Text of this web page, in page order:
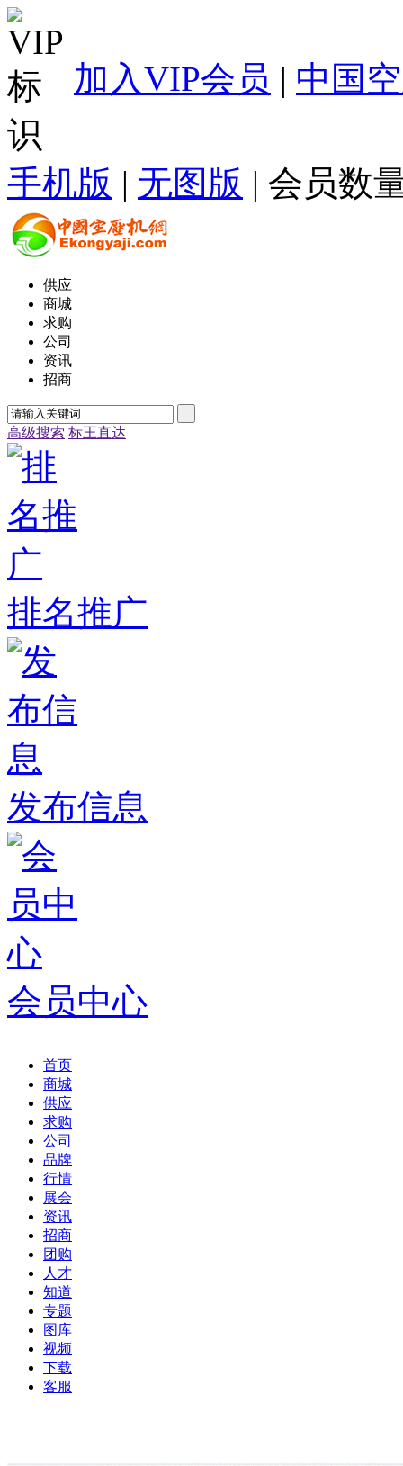
加入VIP会员 | 中国
手机版 | 无图版 | 会员数
供应
商城
求购
公司
资讯
招商
高级搜索 标王直达
排名推广
发布信息
会员中心
首页
商城
供应
求购
公司
品牌
行情
展会
资讯
招商
团购
人才
知道
专题
图库
视频
下载
客服